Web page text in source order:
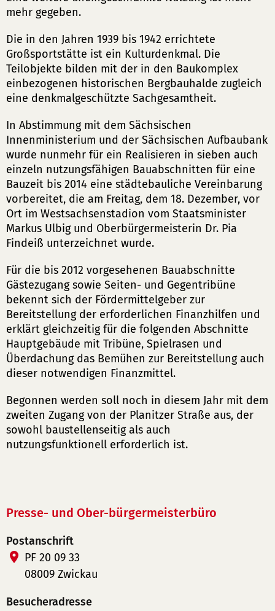
mehr gegeben.
Die in den Jahren 1939 bis 1942 errichtete
Großsportstätte ist ein Kulturdenkmal. Die
Teilobjekte bilden mit der in den Baukomplex
einbezogenen historischen Bergbauhalde zugleich
eine denkmalgeschützte Sachgesamtheit.
In Abstimmung mit dem Sächsischen
Innenministerium und der Sächsischen Aufbaubank
wurde nunmehr für ein Realisieren in sieben auch
einzeln nutzungsfähigen Bauabschnitten für eine
Bauzeit bis 2014 eine städtebauliche Vereinbarung
vorbereitet, die am Freitag, dem 18. Dezember, vor
Ort im Westsachsenstadion vom Staatsminister
Markus Ulbig und Oberbürgermeisterin Dr. Pia
Findeiß unterzeichnet wurde.
Für die bis 2012 vorgesehenen Bauabschnitte
Gästezugang sowie Seiten- und Gegentribüne
bekennt sich der Fördermittelgeber zur
Bereitstellung der erforderlichen Finanzhilfen und
erklärt gleichzeitig für die folgenden Abschnitte
Hauptgebäude mit Tribüne, Spielrasen und
Überdachung das Bemühen zur Bereitstellung auch
dieser notwendigen Finanzmittel.
Begonnen werden soll noch in diesem Jahr mit dem
zweiten Zugang von der Planitzer Straße aus, der
sowohl baustellenseitig als auch
nutzungsfunktionell erforderlich ist.
Presse- und Ober-bürgermeisterbüro
Postanschrift
PF 20 09 33
08009 Zwickau
Besucheradresse